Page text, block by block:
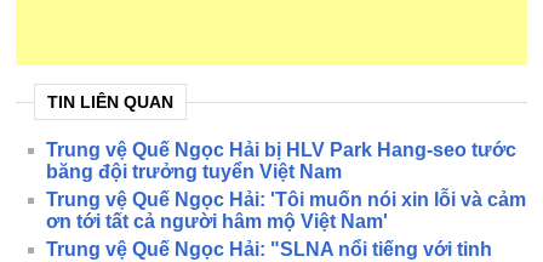
TIN LIÊN QUAN
Trung vệ Quế Ngọc Hải bị HLV Park Hang-seo tước
băng đội trưởng tuyển Việt Nam
Trung vệ Quế Ngọc Hải: 'Tôi muốn nói xin lỗi và cảm
ơn tới tất cả người hâm mộ Việt Nam'
Trung vệ Quế Ngọc Hải: "SLNA nổi tiếng với tinh